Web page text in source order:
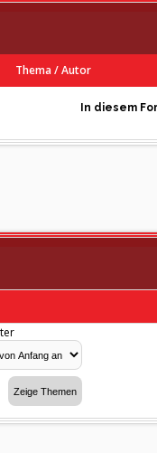
Thema/Autor
In diesem